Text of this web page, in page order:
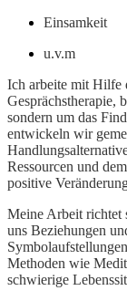
Einsamkeit
u.v.m
Ich arbeite mit Hilfe
Gesprächstherapie,
sondern um das
entwickeln wir
Ressourcen und
positive
Meine Arbeit richtet
uns Beziehungen
Methoden wie
schwierige